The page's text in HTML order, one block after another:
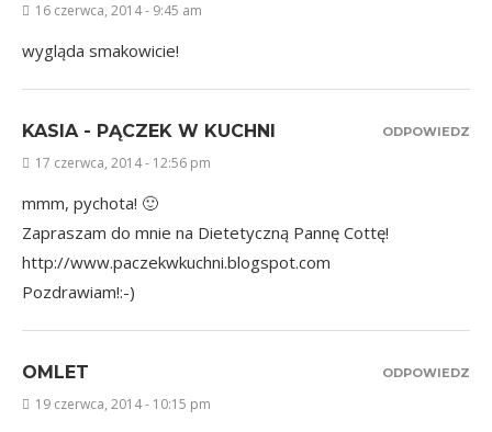
16 czerwca, 2014 - 9:45 am
wygląda smakowicie!
KASIA - PĄCZEK W KUCHNI
17 czerwca, 2014 - 12:56 pm
mmm, pychota! 🙂
Zapraszam do mnie na Dietetyczną Pannę Cottę!
http://www.paczekwkuchni.blogspot.com
Pozdrawiam!:-)
ODPOWIEDZ
OMLET
19 czerwca, 2014 - 10:15 pm
ODPOWIEDZ